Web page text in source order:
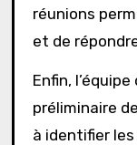
réunions
et de
Enfin,
préliminaire
à identifier